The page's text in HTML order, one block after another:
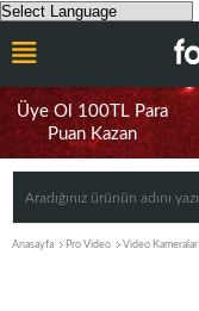
Üye Ol 100TL Para
Puan Kazan
Anasayfa Pro Video Video Kameralar